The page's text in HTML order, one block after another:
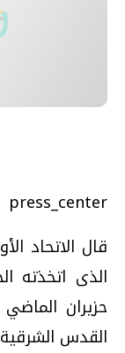
press_center
قال الاتحاد
الذى اتخذته
حزيران
القدس